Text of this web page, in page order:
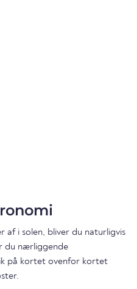
af i solen, bliver du naturligvis
du nærliggende
på kortet ovenfor kortet